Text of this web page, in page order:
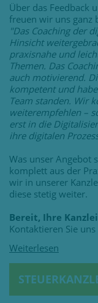
Über das Feedback
freuen wir uns ganz
"Das Coaching der
Hinsicht
praxisnahe und
Themen. Das
auch motivierend.
kompetent und
Team standen. Wir
weiterempfehlen –
erst in die
ihre digitalen
Was unser Angebot
komplett aus der
wir in unserer
diese stetig weiter.
Bereit, Ihre
Kontaktieren Sie